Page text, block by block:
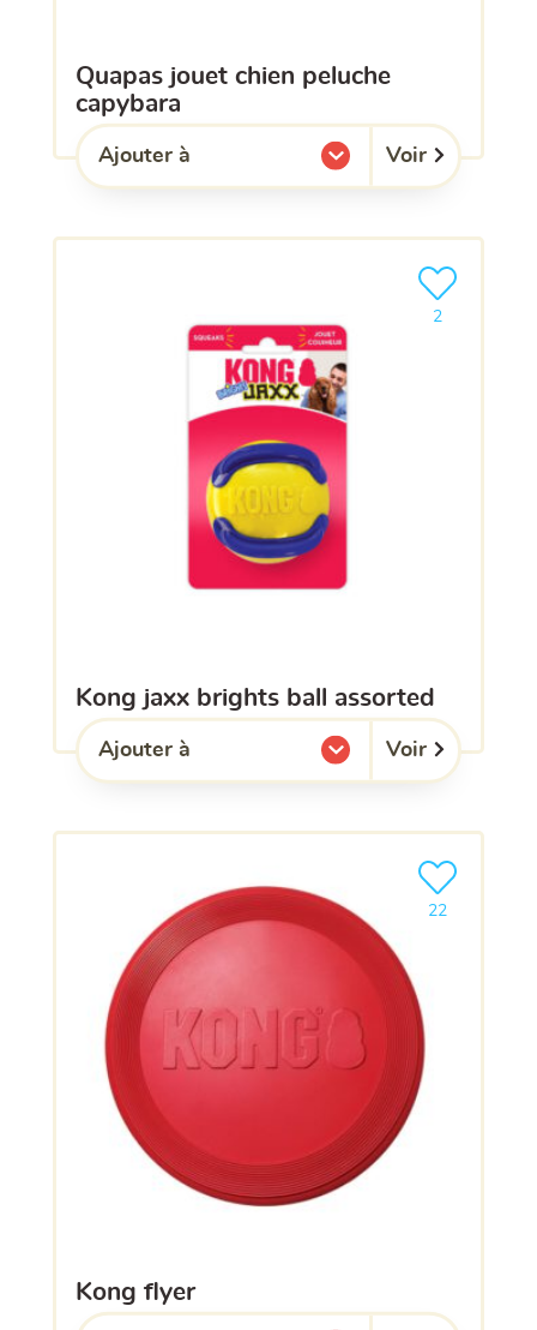
quapas jouet chien peluche
capybara
Ajouter à
l'une de mes listes. Voir
kong jaxx brights ball assorted
2
Ajouter le
Ajouter à
l'une de mes listes. Voir
kong flyer
22
Ajouter le